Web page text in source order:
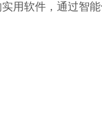
用软件，通过智